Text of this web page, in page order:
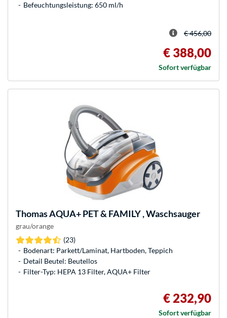
Befeuchtungsleistung: 650 ml/h
€ 456,00
€ 388,00
Sofort verfügbar
ThomasAQUA+ PET & FAMILY , Waschsauger
grau/orange
(23)
Bodenart: Parkett/Laminat, Hartboden, Teppich
Detail Beutel: Beutellos
Filter-Typ: HEPA 13 Filter, AQUA+ Filter
€ 232,90
Sofort verfügbar